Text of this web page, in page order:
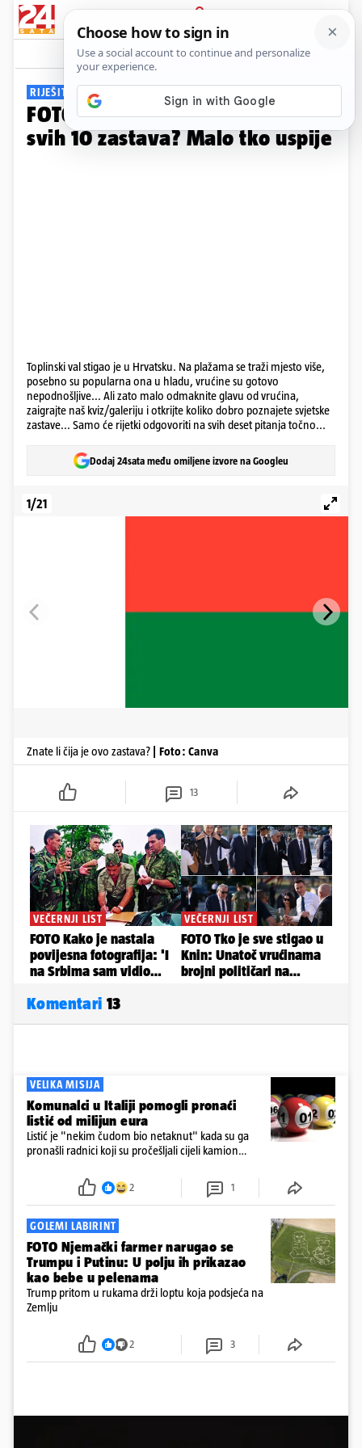
PRIJAVA
Galerija Komentari
RIJEŠITE KVIZ I ZABAVITE SE
FOTO Možete li točno pogoditi
svih 10 zastava? Malo tko uspije
Toplinski val stigao je u Hrvatsku. Na plažama se traži mjesto više,
posebno su popularna ona u hladu, vrućine su gotovo
nepodnošljive... Ali zato malo odmaknite glavu od vrućina,
zaigrajte naš kviz/galeriju i otkrijte koliko dobro poznajete svjetske
zastave... Samo će rijetki odgovoriti na svih deset pitanja točno...
Dodaj 24sata među omiljene izvore na Googleu
1/21
Znate li čija je ovo zastava? | Foto: Canva
13
Komentari 13
VELIKA MISIJA
Komunalci u Italiji pomogli pronaći
listić od milijun eura
Listić je "nekim čudom bio netaknut" kada su ga
pronašli radnici koji su pročešljali cijeli kamion
tvrtke SANB u južnoj talijanskoj pokrajini Apuliji za
AFP u utorak.
2 1
GOLEMI LABIRINT
FOTO Njemački farmer narugao se
Trumpu i Putinu: U polju ih prikazao
kao bebe u pelenama
Trump pritom u rukama drži loptu koja podsjeća na
Zemlju
2 3